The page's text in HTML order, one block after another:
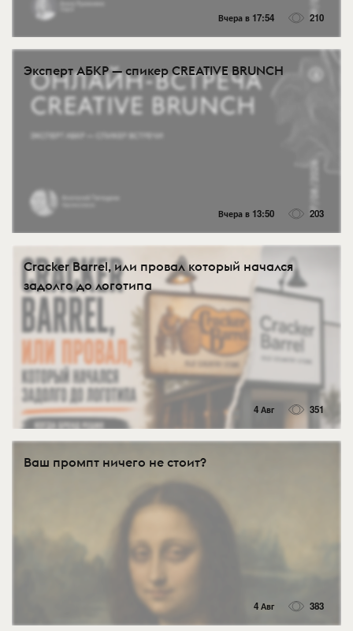
Вчера в 17:54 210
Эксперт АБКР — спикер CREATIVE BRUNCH
Вчера в 13:50 203
Cracker Barrel, или провал который начался
задолго до логотипа
4 Авг 351
Ваш промпт ничего не стоит?
4 Авг 383